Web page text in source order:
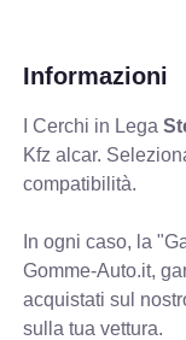
Informazioni
I Cerchi in Lega
Kfz alcar.
compatibilità.
In ogni caso, la
Gomme-Auto.it,
acquistati sul
sulla tua vettura.